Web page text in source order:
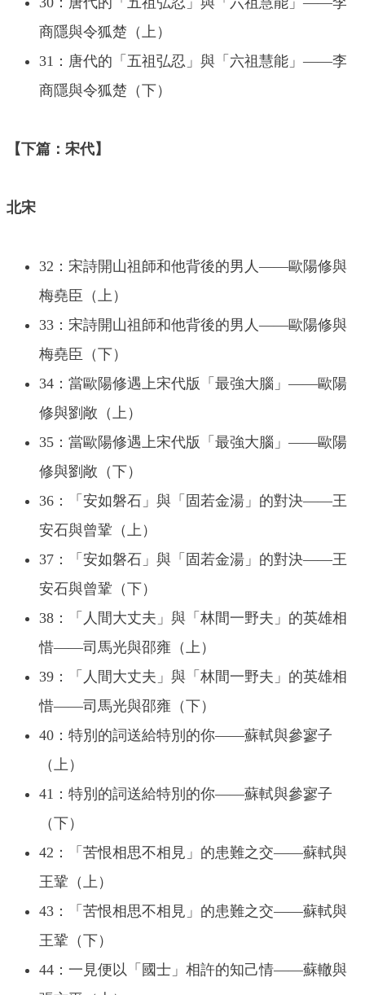
商隱與令狐楚（上）
31：唐代的「五祖弘忍」與「六祖慧能」——李
商隱與令狐楚（下）
【下篇：宋代】
北宋
32：宋詩開山祖師和他背後的男人——歐陽修與
梅堯臣（上）
33：宋詩開山祖師和他背後的男人——歐陽修與
梅堯臣（下）
34：當歐陽修遇上宋代版「最強大腦」——歐陽
修與劉敞（上）
35：當歐陽修遇上宋代版「最強大腦」——歐陽
修與劉敞（下）
36：「安如磐石」與「固若金湯」的對決——王
安石與曾鞏（上）
37：「安如磐石」與「固若金湯」的對決——王
安石與曾鞏（下）
38：「人間大丈夫」與「林間一野夫」的英雄相
惜——司馬光與邵雍（上）
39：「人間大丈夫」與「林間一野夫」的英雄相
惜——司馬光與邵雍（下）
40：特別的詞送給特別的你——蘇軾與參寥子
（上）
41：特別的詞送給特別的你——蘇軾與參寥子
（下）
42：「苦恨相思不相見」的患難之交——蘇軾與
王鞏（上）
43：「苦恨相思不相見」的患難之交——蘇軾與
王鞏（下）
44：一見便以「國士」相許的知己情——蘇轍與